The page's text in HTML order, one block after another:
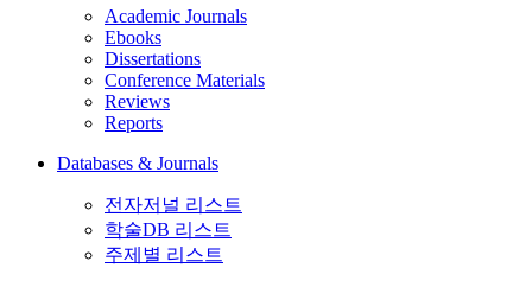
Academic Journals
Ebooks
Dissertations
Conference Materials
Reviews
Reports
Databases & Journals
전자저널 리스트
학술DB 리스트
주제별 리스트